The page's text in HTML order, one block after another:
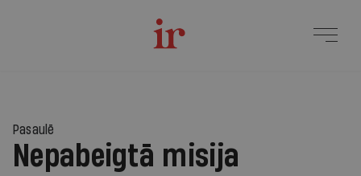
Pasaulē
Nepabeigtā misija